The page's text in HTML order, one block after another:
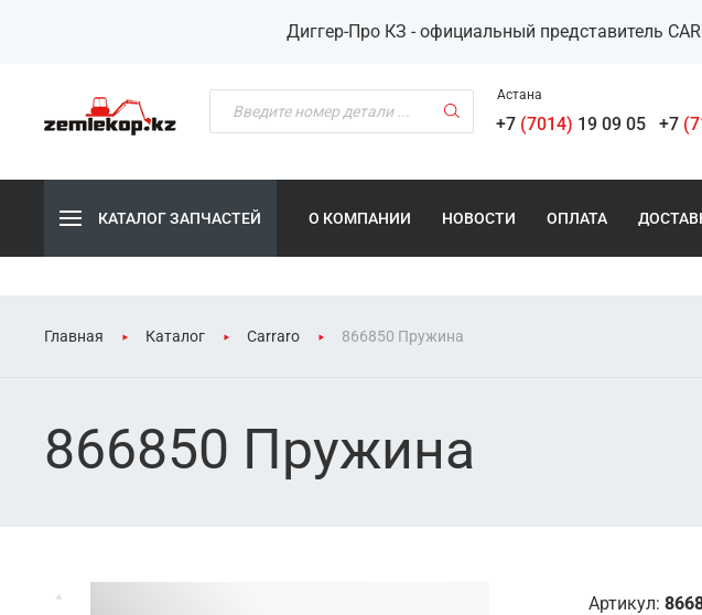
Диггер-Про КЗ - официальный представитель
Астана
+7 (7014) 19 09 05 +7
КАТАЛОГ ЗАПЧАСТЕЙ О КОМПАНИИ НОВОСТИ ОПЛАТА
Главная Каталог Carraro 866850 Пружина
866850 Пружина
Артикул: